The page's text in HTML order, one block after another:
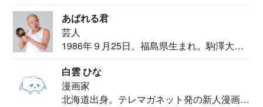
あばれる君
芸人
1986年９月25日、福島県生まれ。駒澤大学
白雲 ひな
漫画家
北海道出身。テレマガネット発の新人漫画